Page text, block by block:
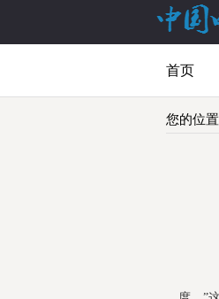
首页
您的位置